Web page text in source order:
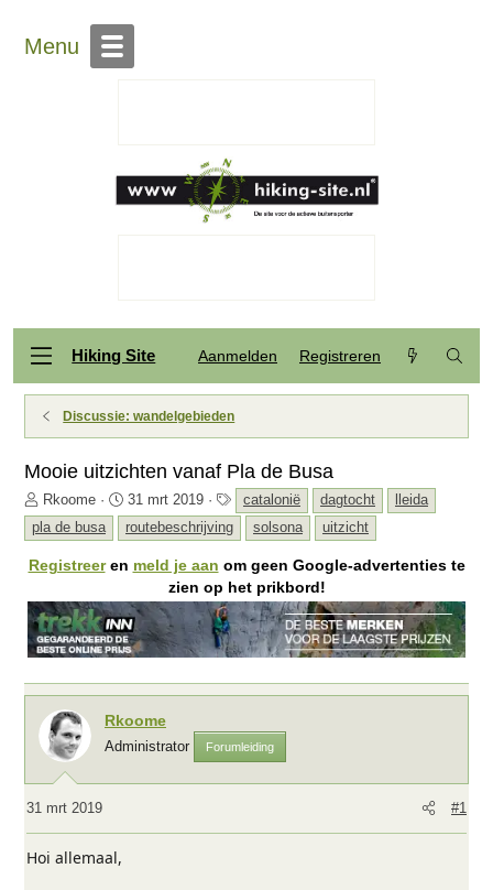
Menu
Hiking Site Aanmelden Registreren
Discussie: wandelgebieden
Mooie uitzichten vanaf Pla de Busa
O
n
d
e
w
e
r
s
t
a
t
e
Rkoome
S
t
a
r
d
a
t
m
31 mrt 2019
a
g
s
catalonië dagtocht
lleida
pla de busa
routebeschrijving solsona uitzicht
Registreeren meld je aan om geen Google-advertenties te
zien op het prikbord!
Rkoome
Administrator Forumleiding
31 mrt 2019 #1
Hoi allemaal,